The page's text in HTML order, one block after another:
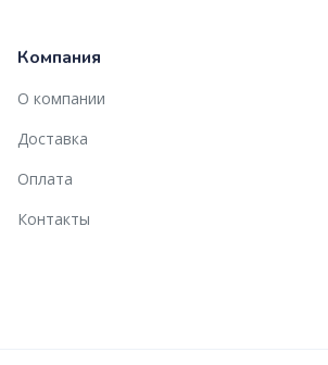
Компания
О компании
Доставка
Оплата
Контакты